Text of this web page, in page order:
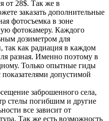
от 28$. Так же в
заказать дополнительные
фотосъемка в зоне
фотокамеру. Каждого
дозиметром для
так как радиация в каждом
разная. Именно поэтому в
Только опытные гиды
допустимой
заброшенного села,
стелы погибшим и другие
все зависит от
Так же есть возможность